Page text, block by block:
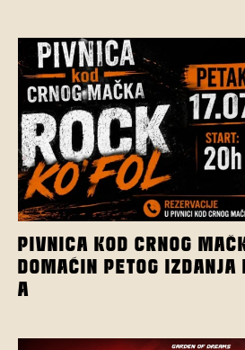
PIVNICA KOD CRNOG
DOMAĆIN PETOG
A